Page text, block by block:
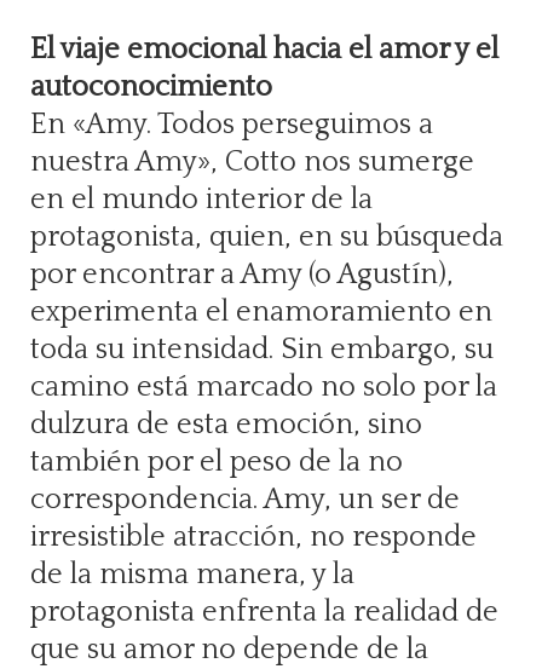
El viaje emocional hacia el amor y el
autoconocimiento
En «Amy. Todos perseguimos a
nuestra Amy», Cotto nos sumerge
en el mundo interior de la
protagonista, quien, en su búsqueda
por encontrar a Amy (o Agustín),
experimenta el enamoramiento en
toda su intensidad. Sin embargo, su
camino está marcado no solo por la
dulzura de esta emoción, sino
también por el peso de la no
correspondencia. Amy, un ser de
irresistible atracción, no responde
de la misma manera, y la
protagonista enfrenta la realidad de
que su amor no depende de la